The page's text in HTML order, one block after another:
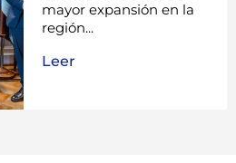
mayor expansión en la
región...
Leer